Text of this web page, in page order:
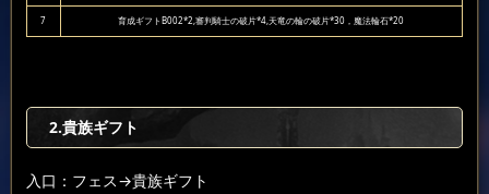
7 育成ギフトB002*2,審判騎士の破片*4,天竜の輪の破片*30，魔法輪石*20
2.貴族ギフト
入口：フェス→貴族ギフト